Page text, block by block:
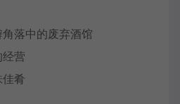
落中的废弃酒馆
营
肴